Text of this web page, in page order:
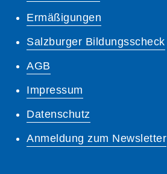
Ermäßigungen
Salzburger Bildungsscheck
AGB
Impressum
Datenschutz
Anmeldung zum Newsletter